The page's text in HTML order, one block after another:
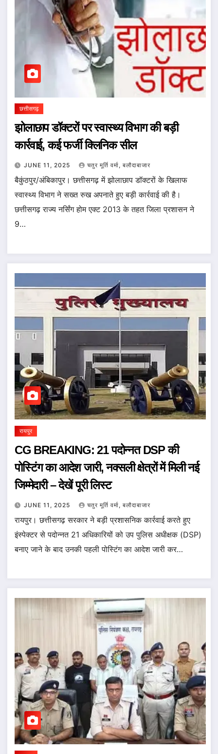
छत्तीसगढ़
झोलाछाप डॉक्टरों पर स्वास्थ्य विभाग की बड़ी
कार्रवाई, कई फर्जी क्लिनिक सील
JUNE 11, 2025 चतुर मूर्ति वर्मा, बलौदाबाजार
बैकुंठपुर/अंबिकापुर। छत्तीसगढ़ में झोलाछाप डॉक्टरों के खिलाफ
स्वास्थ्य विभाग ने सख्त रुख अपनाते हुए बड़ी कार्रवाई की है।
छत्तीसगढ़ राज्य नर्सिंग होम एक्ट 2013 के तहत जिला प्रशासन ने
9…
रायपुर
CG BREAKING: 21 पदोन्नत DSP की
पोस्टिंग का आदेश जारी, नक्सली क्षेत्रों में मिली नई
जिम्मेदारी – देखें पूरी लिस्ट
JUNE 11, 2025 चतुर मूर्ति वर्मा, बलौदाबाजार
रायपुर। छत्तीसगढ़ सरकार ने बड़ी प्रशासनिक कार्रवाई करते हुए
इंस्पेक्टर से पदोन्नत 21 अधिकारियों को उप पुलिस अधीक्षक (DSP)
बनाए जाने के बाद उनकी पहली पोस्टिंग का आदेश जारी कर…